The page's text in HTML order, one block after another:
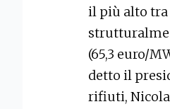
il più alto tra
(65,3 euro/
detto il
rifiuti, Nicola